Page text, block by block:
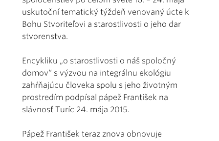
uskutoční tematický týždeň venovaný úcte k
Bohu Stvoriteľovi a starostlivosti o jeho dar
stvorenstva.
Encykliku „o starostlivosti o náš spoločný
domov“ s výzvou na integrálnu ekológiu
zahŕňajúcu človeka spolu s jeho životným
prostredím podpísal pápež František na
slávnosť Turíc 24. mája 2015.
Pápež František teraz znova obnovuje